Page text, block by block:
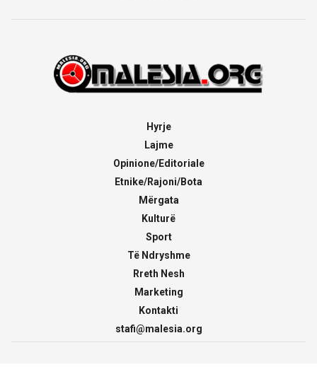
Hyrje
Lajme
Opinione/Editoriale
Etnike/Rajoni/Bota
Mërgata
Kulturë
Sport
Të Ndryshme
Rreth Nesh
Marketing
Kontakti
stafi@malesia.org